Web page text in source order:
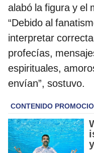
alabó la figura y el
“Debido al
interpretar
profecías,
espirituales,
envían”, sostuvo.